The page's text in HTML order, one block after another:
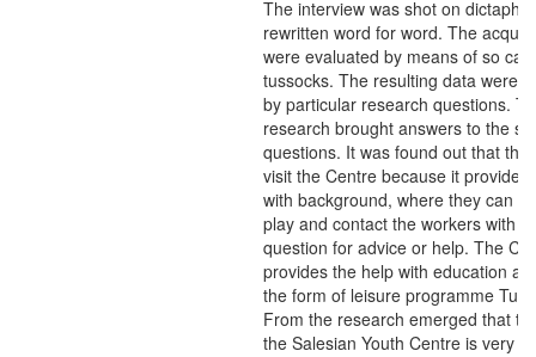
The interview was shot on
rewritten word for word. The
were evaluated by means of so
tussocks. The resulting data were
by particular research questions.
research brought answers to the
questions. It was found out that the
visit the Centre because it provides
with background, where they can
play and contact the workers with
question for advice or help. The
provides the help with education as
the form of leisure programme
From the research emerged that
the Salesian Youth Centre is very